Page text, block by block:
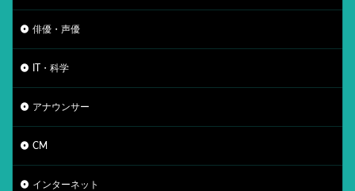
俳優・声優
IT・科学
アナウンサー
CM
インターネット